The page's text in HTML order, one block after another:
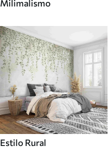
Milimalismo
Estilo Rural